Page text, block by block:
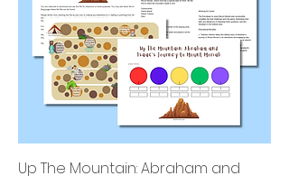
Up The Mountain: Abraham and